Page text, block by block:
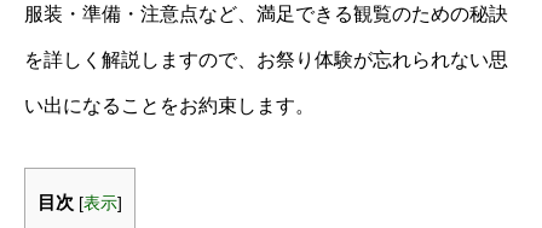
服装・準備・注意点など、満足できる観覧のための秘訣
を詳しく解説しますので、お祭り体験が忘れられない思
い出になることをお約束します。
目次 [表示]